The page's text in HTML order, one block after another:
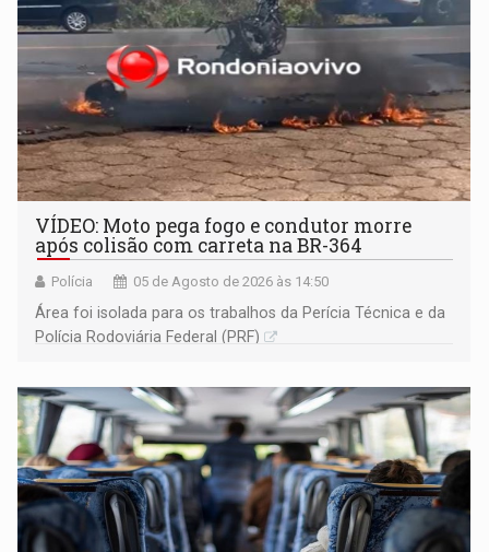
VÍDEO: Moto pega fogo e condutor morre
após colisão com carreta na BR-364
Polícia 05 de Agosto de 2026 às 14:50
Área foi isolada para os trabalhos da Perícia Técnica e da
Polícia Rodoviária Federal (PRF)